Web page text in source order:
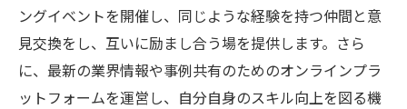
ングイベントを開催し、同じような経験を持つ仲間と意
見交換をし、互いに励まし合う場を提供します。さら
に、最新の業界情報や事例共有のためのオンラインプラ
ットフォームを運営し、自分自身のスキル向上を図る機